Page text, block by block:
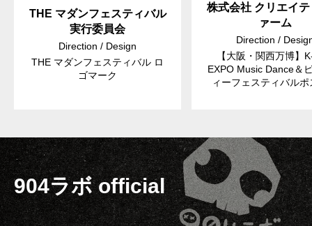
THE マダンフェスティバル
実行委員会
Direction / Design
THE マダンフェスティバル ロ
ゴマーク
株式会社 クリエイ
ァーム
Direction /
【大阪・関西万博】
EXPO Music Dance＆
ィーフェスティバルポ
904ラボ official